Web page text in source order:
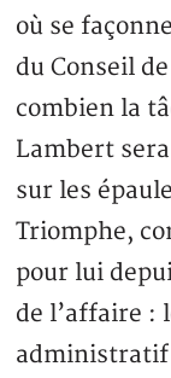
où se
du Conseil
combien la
Lambert
sur les
Triomphe,
pour lui
de l’affaire :
administratif